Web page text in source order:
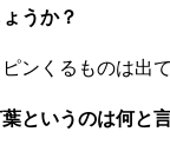
うか？
ンくるものは出
というのは何と